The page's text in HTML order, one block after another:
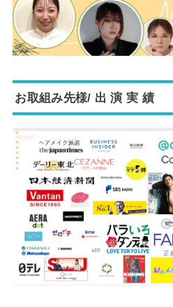
お取組み先様/ 出 演 実 績